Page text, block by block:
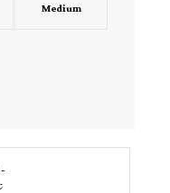
Medium